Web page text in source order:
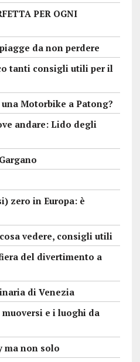
PER OGNI
da non perdere
tanti consigli utili per il
Motorbike a Patong?
andare: Lido degli
zero in Europa: è
vedere, consigli utili
del divertimento a
di Venezia
muoversi e i luoghi da
ma non solo